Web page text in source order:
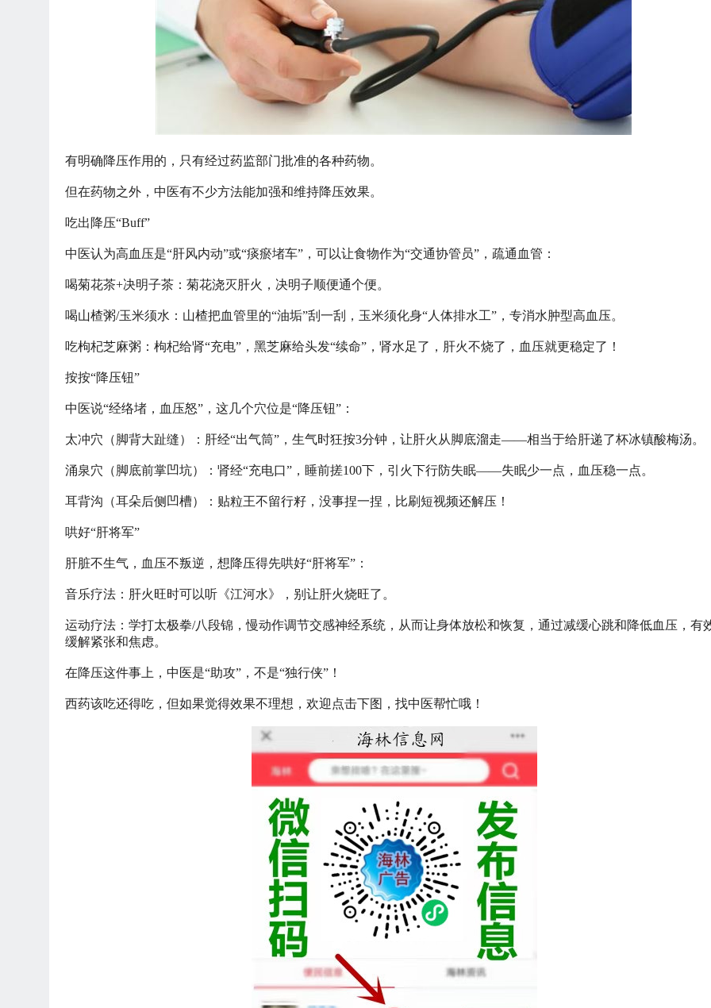
有明确降压作用的，只有经过药监部门批准的各种药物。
但在药物之外，中医有不少方法能加强和维持降压效果。
吃出降压“Buff”
中医认为高血压是“肝风内动”或“痰瘀堵车”，可以让食物作为“交通协管员”，疏通血管：
喝菊花茶+决明子茶：菊花浇灭肝火，决明子顺便通个便。
喝山楂粥/玉米须水：山楂把血管里的“油垢”刮一刮，玉米须化身“人体排水工”，专消水肿型高血压。
吃枸杞芝麻粥：枸杞给肾“充电”，黑芝麻给头发“续命”，肾水足了，肝火不烧了，血压就更稳定了！
按按“降压钮”
中医说“经络堵，血压怒”，这几个穴位是“降压钮”：
太冲穴（脚背大趾缝）：肝经“出气筒”，生气时狂按3分钟，让肝火从脚底溜走——相当于给肝递了杯冰镇酸梅汤。
涌泉穴（脚底前掌凹坑）：肾经“充电口”，睡前搓100下，引火下行防失眠——失眠少一点，血压稳一点。
耳背沟（耳朵后侧凹槽）：贴粒王不留行籽，没事捏一捏，比刷短视频还解压！
哄好“肝将军”
肝脏不生气，血压不叛逆，想降压得先哄好“肝将军”：
音乐疗法：肝火旺时可以听《江河水》，别让肝火烧旺了。
运动疗法：学打太极拳/八段锦，慢动作调节交感神经系统，从而让身体放松和恢复，通过减缓心跳和降低血压，有
缓解紧张和焦虑。‌
在降压这件事上，中医是“助攻”，不是“独行侠”！
西药该吃还得吃，但如果觉得效果不理想，欢迎点击下图，找中医帮忙哦！